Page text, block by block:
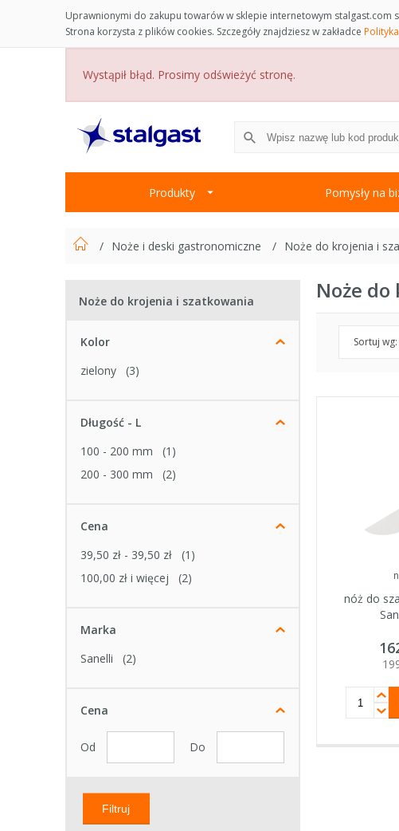
Uprawnionymi do zakupu towarów w sklepie internetowym
Strona korzysta z plików cookies. Szczegóły znajdziesz w zakładce
Wystąpił błąd. Prosimy odświeżyć stronę.
Produkty Pomysły na
Noże i deski gastronomiczne Noże do krojenia i
Noże do krojenia i szatkowania
Kolor
zielony
(3)
Długość - L
100 - 200 mm
(1)
200 - 300 mm
(2)
Cena
39,50 zł - 39,50 zł
(1)
100,00 zł i więcej (2)
Marka
Sanelli
(2)
Cena
Od Do
Filtruj
Noże
Sortuj
nóż do